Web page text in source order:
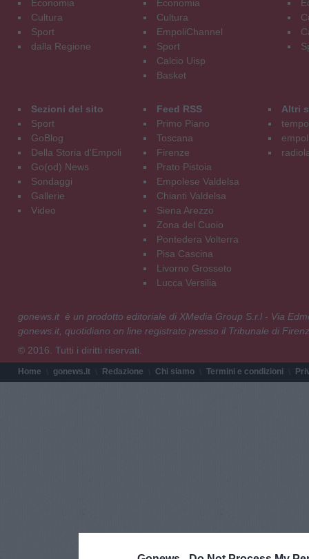
Economia
Cultura
Sport
dalla Regione
Economia
Cultura
EmpoliChannel
Sport
Calcio Uisp
Basket
Sezioni del sito
Sport
GoBlog
Della Storia d'Empoli
Go(od) News
Sondaggi
Gallerie
Video
Feed RSS
Primo Piano
Toscana
Firenze
Prato Pistoia
Empolese Valdelsa
Chianti Valdelsa
Siena Arezzo
Zona del Cuoio
Pontedera Volterra
Pisa Cascina
Livorno Grosseto
Lucca Versilia
Altri
gonews.it è un prodotto editoriale di XMedia Group S.r.l - Via
gonews.it, quotidiano on line registrato presso il Tribunale di
© 2016. Tutti i diritti riservati.
Home gonews.it Redazione Chi siamo Termini e condizioni